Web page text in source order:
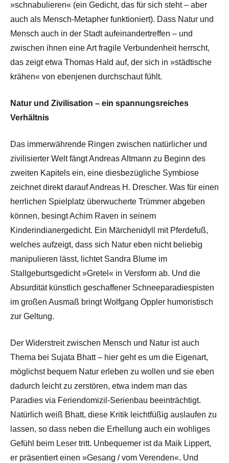
»schnabulieren« (ein Gedicht, das für sich steht – aber
auch als Mensch-Metapher funktioniert). Dass Natur und
Mensch auch in der Stadt aufeinandertreffen – und
zwischen ihnen eine Art fragile Verbundenheit herrscht,
das zeigt etwa Thomas Hald auf, der sich in »städtische
krähen« von ebenjenen durchschaut fühlt.
Natur und Zivilisation – ein spannungsreiches
Verhältnis
Das immerwährende Ringen zwischen natürlicher und
zivilisierter Welt fängt Andreas Altmann zu Beginn des
zweiten Kapitels ein, eine diesbezügliche Symbiose
zeichnet direkt darauf Andreas H. Drescher. Was für einen
herrlichen Spielplatz überwucherte Trümmer abgeben
können, besingt Achim Raven in seinem
Kinderindianergedicht. Ein Märchenidyll mit Pferdefuß,
welches aufzeigt, dass sich Natur eben nicht beliebig
manipulieren lässt, lichtet Sandra Blume im
Stallgeburtsgedicht »Gretel« in Versform ab. Und die
Absurdität künstlich geschaffener Schneeparadiespisten
im großen Ausmaß bringt Wolfgang Oppler humoristisch
zur Geltung.
Der Widerstreit zwischen Mensch und Natur ist auch
Thema bei Sujata Bhatt – hier geht es um die Eigenart,
möglichst bequem Natur erleben zu wollen und sie eben
dadurch leicht zu zerstören, etwa indem man das
Paradies via Feriendomizil-Serienbau beeinträchtigt.
Natürlich weiß Bhatt, diese Kritik leichtfüßig auslaufen zu
lassen, so dass neben die Erhellung auch ein wohliges
Gefühl beim Leser tritt. Unbequemer ist da Maik Lippert,
er präsentiert einen »Gesang / vom Verenden«. Und